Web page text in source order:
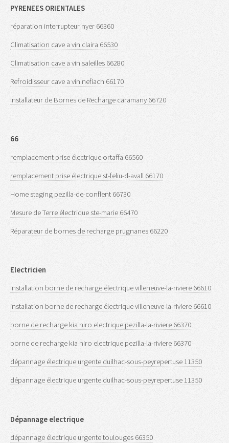
PYRENEES ORIENTALES
réparation interrupteur nyer 66360
Climatisation cave a vin claira 66530
Climatisation cave a vin saleilles 66280
Refroidisseur cave a vin nefiach 66170
Installateur de Bornes de Recharge caramany 66720
66
remplacement prise électrique ortaffa 66560
remplacement prise électrique st-feliu-d-avall 66170
Home staging pezilla-de-conflent 66730
Mesure de Terre électrique ste-marie 66470
Réparateur de bornes de recharge prugnanes 66220
Electricien
installation borne de recharge électrique villeneuve-la-riviere 66610
installation borne de recharge électrique villeneuve-la-riviere 66610
borne de recharge kia niro electrique pezilla-la-riviere 66370
borne de recharge kia niro electrique pezilla-la-riviere 66370
dépannage électrique urgente duilhac-sous-peyrepertuse 11350
dépannage électrique urgente duilhac-sous-peyrepertuse 11350
Dépannage electrique
dépannage électrique urgente toulouges 66350